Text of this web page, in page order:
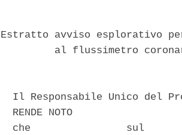
Estratto avviso esplorativo
al flussimetro
Il Responsabile Unico del
  RENDE NOTO
che                sul